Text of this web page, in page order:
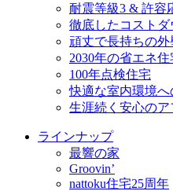
耐震等級3 & 許容
徹底したコスト
頑丈で長持ちの外
2030年の省エネ
100年点検住宅
快適な室内環境へ
生涯続く安心の
ラインナップ
最響の家
Groovin’
nattoku住宅25周年